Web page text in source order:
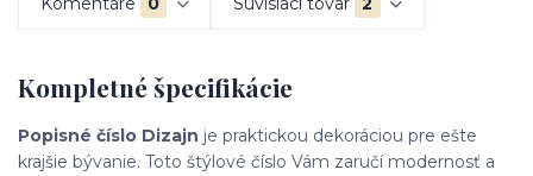
Kompletné špecifikácie
Popisné číslo Dizajn je praktickou dekoráciou pre ešte
krajšie bývanie. Toto štýlové číslo Vám zaručí modernosť a